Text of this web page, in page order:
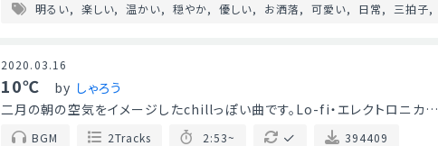
明るい 楽しい 温かい 穏やか 優しい お洒落 可愛い 日常 三拍子
2020.03.16
10℃ by しゃろう
二月の朝の空気をイメージしたchillっぽい曲です。Lo-fi・エレクトロニカ…
BGM 2Tracks 2:53~ 394409